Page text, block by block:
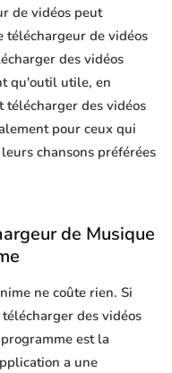
de vidéos peut
téléchargeur de vidéos
des vidéos
qu'outil utile, en
des vidéos
pour ceux qui
chansons préférées
de Musique
ne coûte rien. Si
des vidéos
est la
a une